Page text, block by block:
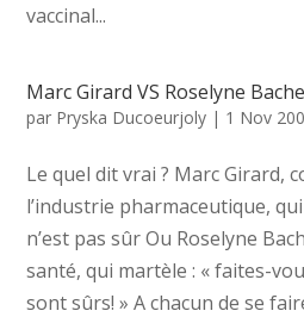
vaccinal...
Marc Girard VS Roselyne
par Pryska Ducoeurjoly | 1 Nov
Le quel dit vrai ? Marc Girard,
l’industrie pharmaceutique,
n’est pas sûr Ou Roselyne
santé, qui martèle : « faites-
sont sûrs! » A chacun de se